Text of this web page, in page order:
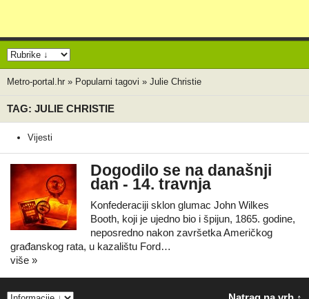
Metro-portal.hr » Popularni tagovi » Julie Christie
TAG: JULIE CHRISTIE
Vijesti
Dogodilo se na današnji
dan - 14. travnja
Konfederaciji sklon glumac John Wilkes
Booth, koji je ujedno bio i špijun, 1865. godine,
neposredno nakon završetka Američkog
građanskog rata, u kazalištu Ford…
više »